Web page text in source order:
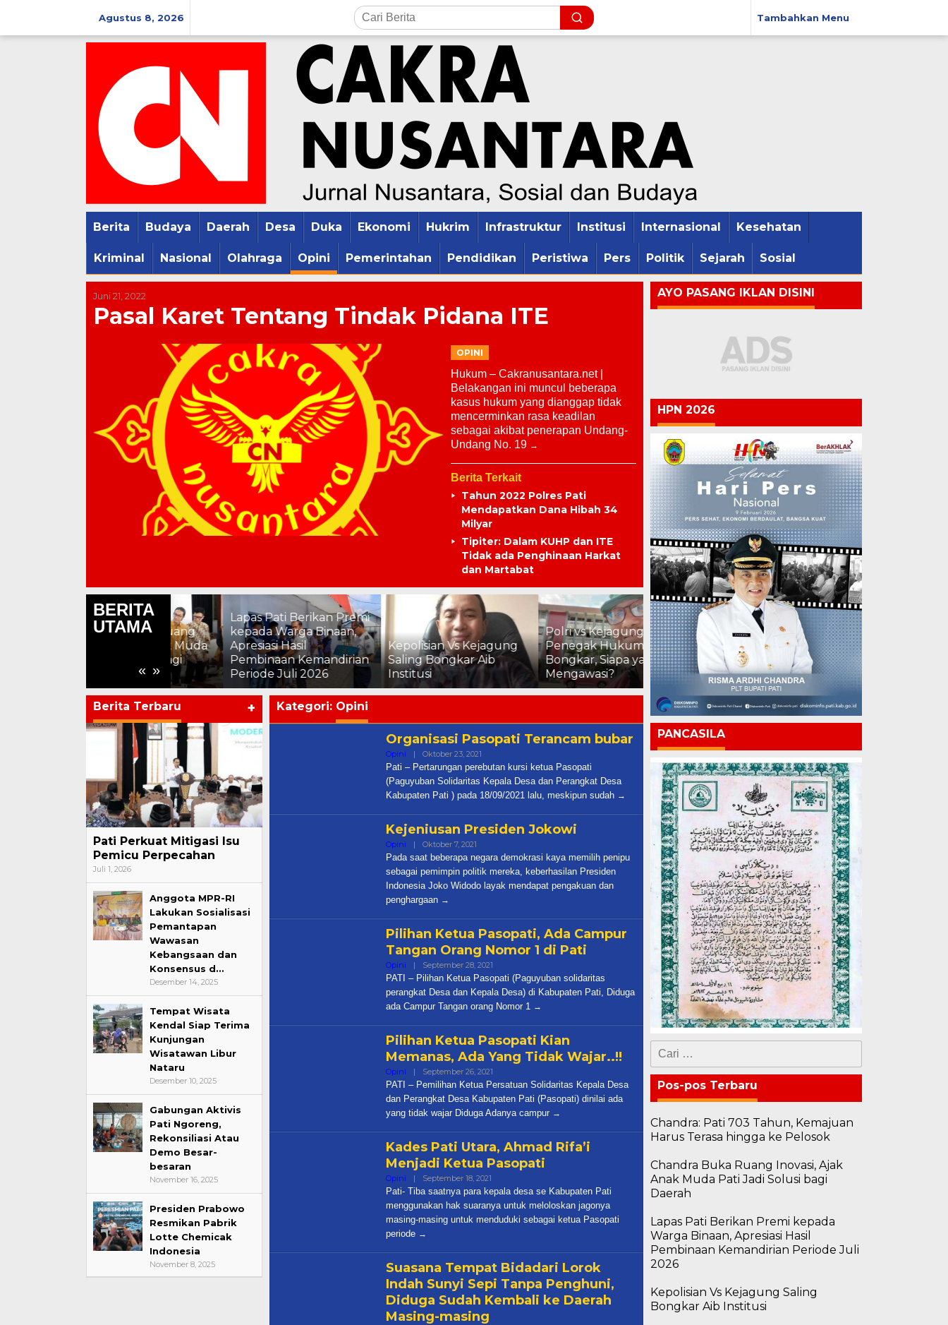
konten
Agustus 8, 2026 Tambahkan Menu
Berita Budaya Daerah Desa Duka Ekonomi Hukrim Infrastruktur Institusi Internasional Kesehatan
Kriminal Nasional Olahraga Opini Pemerintahan Pendidikan Peristiwa Pers Politik Sejarah Sosial
Juni 21, 2022
Pasal Karet Tentang Tindak Pidana ITE
OPINI
Hukum – Cakranusantara.net |
Belakangan ini muncul beberapa
kasus hukum yang dianggap tidak
mencerminkan rasa keadilan
sebagai akibat penerapan Undang-
Undang No. 19
Berita Terkait
Tahun 2022 Polres Pati
Mendapatkan Dana Hibah 34
Milyar
Tipiter: Dalam KUHP dan ITE
Tidak ada Penghinaan Harkat
dan Martabat
BERITA
UTAMA
« »
Chandra Buka Ruang
Lapas Pati Berikan Premi
kepada Warga Binaan,
Apresiasi Hasil
Pembinaan Kemandirian
Periode Juli 2026
Kepolisian Vs Kejagung
Saling Bongkar Aib
Polri vs Kejagung: Ketika
Penegak Hukum Saling
Bongkar, Siapa yang
Mengawasi?
Chandra: Pati 703 Tahun,
Kemajuan Harus Terasa
hingga ke Pelosok
Chandra Buka Ruang
Inovasi, Ajak Anak Muda
Pati Jadi Solusi bagi
Daerah
Berita Terbaru +
Pati Perkuat Mitigasi Isu
Pemicu Perpecahan
Juli 1, 2026
Anggota MPR-RI
Lakukan Sosialisasi
Pemantapan
Wawasan
Kebangsaan dan
Konsensus d…
Desember 14, 2025
Tempat Wisata
Kendal Siap Terima
Kunjungan
Wisatawan Libur
Nataru
Desember 10, 2025
Gabungan Aktivis
Pati Ngoreng,
Rekonsiliasi Atau
Demo Besar-
besaran
November 16, 2025
Presiden Prabowo
Resmikan Pabrik
Lotte Chemicak
Indonesia
November 8, 2025
Kategori: Opini
Organisasi Pasopati Terancam bubar
Opini | Oktober 23, 2021
Cakra
Pati – Pertarungan perebutan kursi ketua Pasopati
(Paguyuban Solidaritas Kepala Desa dan Perangkat Desa
Kabupaten Pati ) pada 18/09/2021 lalu, meskipun sudah
Kejeniusan Presiden Jokowi
Opini | Oktober 7, 2021
Pada saat beberapa negara demokrasi kaya memilih penipu
sebagai pemimpin politik mereka, keberhasilan Presiden
Indonesia Joko Widodo layak mendapat pengakuan dan
penghargaan
Pilihan Ketua Pasopati, Ada Campur
Tangan Orang Nomor 1 di Pati
Opini | September 28, 2021
Cakra
PATI – Pilihan Ketua Pasopati (Paguyuban solidaritas
perangkat Desa dan Kepala Desa) di Kabupaten Pati, Diduga
ada Campur Tangan orang Nomor 1
Pilihan Ketua Pasopati Kian
Memanas, Ada Yang Tidak Wajar..!!
Opini | September 26, 2021
Cakra
PATI – Pemilihan Ketua Persatuan Solidaritas Kepala Desa
dan Perangkat Desa Kabupaten Pati (Pasopati) dinilai ada
yang tidak wajar Diduga Adanya campur
Kades Pati Utara, Ahmad Rifa’i
Menjadi Ketua Pasopati
Opini | September 18, 2021
Cakra
Pati- Tiba saatnya para kepala desa se Kabupaten Pati
menggunakan hak suaranya untuk meloloskan jagonya
masing-masing untuk menduduki sebagai ketua Pasopati
periode
Suasana Tempat Bidadari Lorok
Indah Sunyi Sepi Tanpa Penghuni,
Diduga Sudah Kembali ke Daerah
Masing-masing
AYO PASANG IKLAN DISINI
HPN 2026
PANCASILA
Cari
untuk:
Pos-pos Terbaru
Chandra: Pati 703 Tahun, Kemajuan
Harus Terasa hingga ke Pelosok
Chandra Buka Ruang Inovasi, Ajak
Anak Muda Pati Jadi Solusi bagi
Daerah
Lapas Pati Berikan Premi kepada
Warga Binaan, Apresiasi Hasil
Pembinaan Kemandirian Periode Juli
2026
Kepolisian Vs Kejagung Saling
Bongkar Aib Institusi